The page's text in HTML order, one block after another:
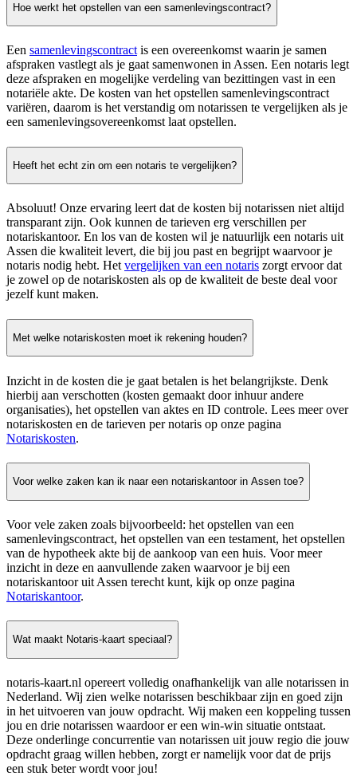
Hoe werkt het opstellen van een samenlevingscontract?
Een samenlevingscontract is een overeenkomst waarin je samen
afspraken vastlegt als je gaat samenwonen in Assen. Een notaris legt
deze afspraken en mogelijke verdeling van bezittingen vast in een
notariële akte. De kosten van het opstellen samenlevingscontract
variëren, daarom is het verstandig om notarissen te vergelijken als je
een samenlevingsovereenkomst laat opstellen.
Heeft het echt zin om een notaris te vergelijken?
Absoluut! Onze ervaring leert dat de kosten bij notarissen niet altijd
transparant zijn. Ook kunnen de tarieven erg verschillen per
notariskantoor. En los van de kosten wil je natuurlijk een notaris uit
Assen die kwaliteit levert, die bij jou past en begrijpt waarvoor je
notaris nodig hebt. Hetvergelijken van een notaris zorgt ervoor dat
je zowel op de notariskosten als op de kwaliteit de beste deal voor
jezelf kunt maken.
Met welke notariskosten moet ik rekening houden?
Inzicht in de kosten die je gaat betalen is het belangrijkste. Denk
hierbij aan verschotten (kosten gemaakt door inhuur andere
organisaties), het opstellen van aktes en ID controle. Lees meer over
notariskosten en de tarieven per notaris op onze pagina
Notariskosten.
Voor welke zaken kan ik naar een notariskantoor in Assen toe?
Voor vele zaken zoals bijvoorbeeld: het opstellen van een
samenlevingscontract, het opstellen van een testament, het opstellen
van de hypotheek akte bij de aankoop van een huis. Voor meer
inzicht in deze en aanvullende zaken waarvoor je bij een
notariskantoor uit Assen terecht kunt, kijk op onze pagina
Notariskantoor.
Wat maakt Notaris-kaart speciaal?
notaris-kaart.nl opereert volledig onafhankelijk van alle notarissen in
Nederland. Wij zien welke notarissen beschikbaar zijn en goed zijn
in het uitvoeren van jouw opdracht. Wij maken een koppeling tussen
jou en drie notarissen waardoor er een win-win situatie ontstaat.
Deze onderlinge concurrentie van notarissen uit jouw regio die jouw
opdracht graag willen hebben, zorgt er namelijk voor dat de prijs
een stuk beter wordt voor jou!